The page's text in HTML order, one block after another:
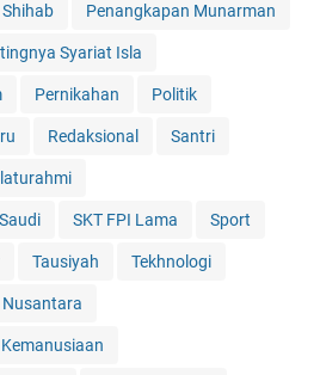
Penangkapan Munarman
Syariat Isla
Pernikahan Politik
Redaksional Santri
SKT FPI Lama Sport
Tausiyah Tekhnologi
Nusantara